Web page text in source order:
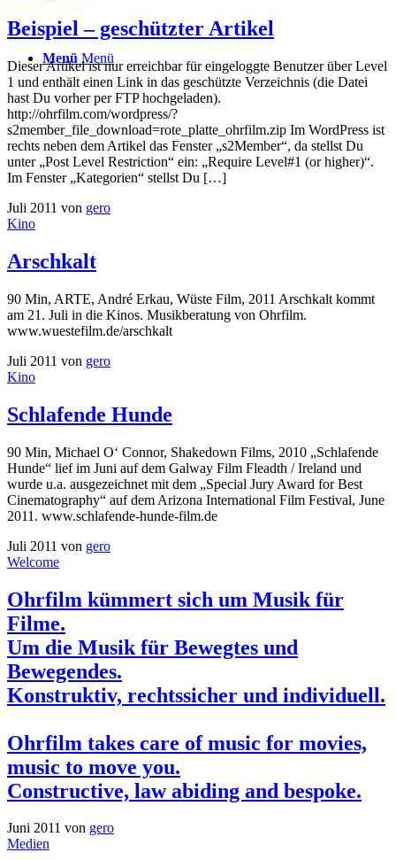
Menü Menü
Beispiel – geschützter Artikel
Dieser Artikel ist nur erreichbar für eingeloggte Benutzer über Level
1 und enthält einen Link in das geschützte Verzeichnis (die Datei
hast Du vorher per FTP hochgeladen).
http://ohrfilm.com/wordpress/?
s2member_file_download=rote_platte_ohrfilm.zip Im WordPress ist
rechts neben dem Artikel das Fenster „s2Member“, da stellst Du
unter „Post Level Restriction“ ein: „Require Level#1 (or higher)“.
Im Fenster „Kategorien“ stellst Du […]
Juli 2011 von gero
Kino
Arschkalt
90 Min, ARTE, André Erkau, Wüste Film, 2011 Arschkalt kommt
am 21. Juli in die Kinos. Musikberatung von Ohrfilm.
www.wuestefilm.de/arschkalt
Juli 2011 von gero
Kino
Schlafende Hunde
90 Min, Michael O‘ Connor, Shakedown Films, 2010 „Schlafende
Hunde“ lief im Juni auf dem Galway Film Fleadth / Ireland und
wurde u.a. ausgezeichnet mit dem „Special Jury Award for Best
Cinematography“ auf dem Arizona International Film Festival, June
2011. www.schlafende-hunde-film.de
Juli 2011 von gero
Welcome
Ohrfilm kümmert sich um Musik für
Filme.
Um die Musik für Bewegtes und
Bewegendes.
Konstruktiv, rechtssicher und individuell.
Ohrfilm takes care of music for movies,
music to move you.
Constructive, law abiding and bespoke.
Juni 2011 von gero
Medien